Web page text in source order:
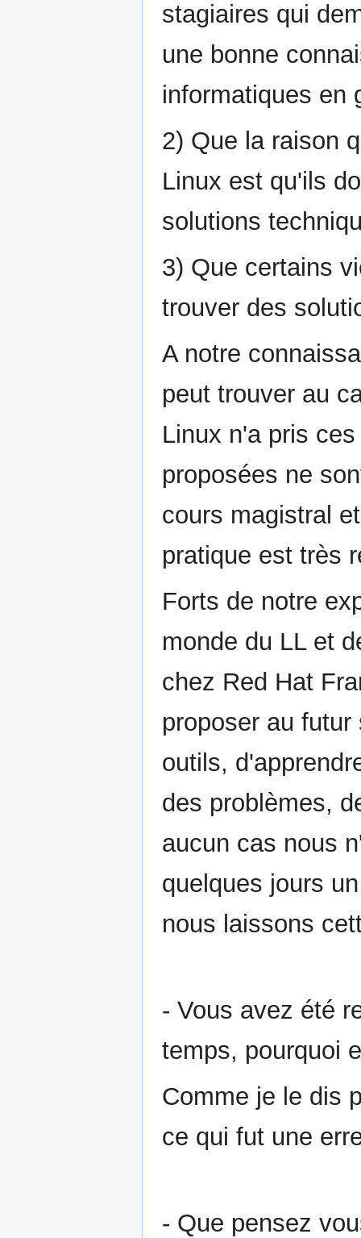
stagiaires qui
une bonne
informatiques en
2) Que la raison
Linux est qu'ils
solutions
3) Que certains
trouver des
A notre
peut trouver au
Linux n'a pris
proposées ne
cours magistral
pratique est très
Forts de notre
monde du LL et
chez Red Hat
proposer au
outils,
des problèmes,
aucun cas nous
quelques jours
nous laissons
- Vous avez été
temps, pourquoi
Comme je le dis
ce qui fut une
- Que pensez